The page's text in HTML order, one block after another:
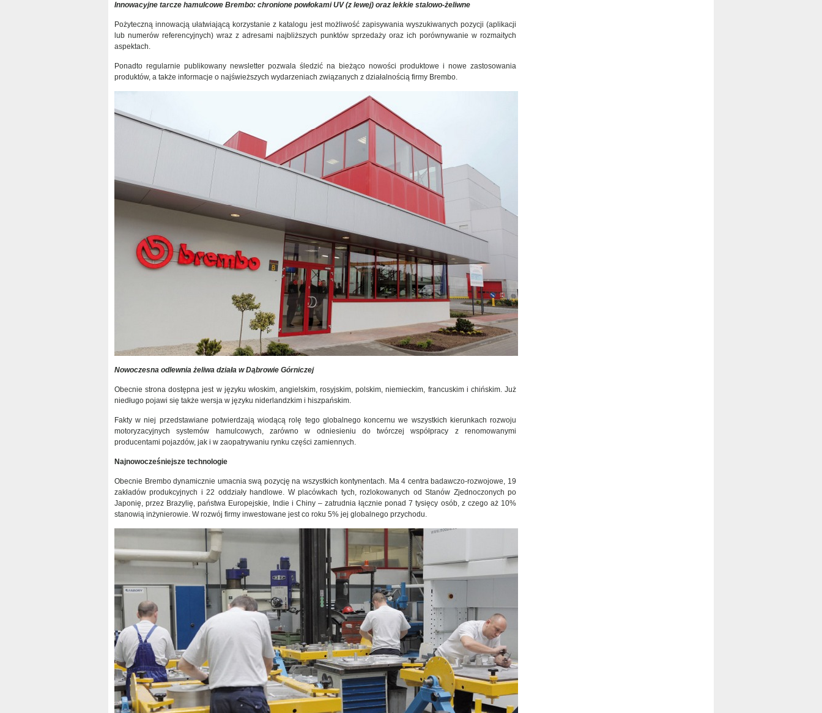
Innowacyjne tarcze hamulcowe Brembo: chronione powłokami UV (z lewej) oraz lekkie stalowo-żeliwne
Pożyteczną innowacją ułatwiającą korzystanie z katalogu jest możliwość zapisywania wyszukiwanych pozycji (aplikacji
lub numerów referencyjnych) wraz z adresami najbliższych punktów sprzedaży oraz ich porównywanie w rozmaitych
aspektach.
Ponadto regularnie publikowany newsletter pozwala śledzić na bieżąco nowości produktowe i nowe zastosowania
produktów, a także informacje o najświeższych wydarzeniach związanych z działalnością firmy Brembo.
Nowoczesna odlewnia żeliwa działa w Dąbrowie Górniczej
Obecnie strona dostępna jest w języku włoskim, angielskim, rosyjskim, polskim, niemieckim, francuskim i chińskim. Już
niedługo pojawi się także wersja w języku niderlandzkim i hiszpańskim.
Fakty w niej przedstawiane potwierdzają wiodącą rolę tego globalnego koncernu we wszystkich kierunkach rozwoju
motoryzacyjnych systemów hamulcowych, zarówno w odniesieniu do twórczej współpracy z renomowanymi
producentami pojazdów, jak i w zaopatrywaniu rynku części zamiennych.
Najnowocześniejsze technologie
Obecnie Brembo dynamicznie umacnia swą pozycję na wszystkich kontynentach. Ma 4 centra badawczo-rozwojowe, 19
zakładów produkcyjnych i 22 oddziały handlowe. W placówkach tych, rozlokowanych od Stanów Zjednoczonych po
Japonię, przez Brazylię, państwa Europejskie, Indie i Chiny – zatrudnia łącznie ponad 7 tysięcy osób, z czego aż 10%
stanowią inżynierowie. W rozwój firmy inwestowane jest co roku 5% jej globalnego przychodu.